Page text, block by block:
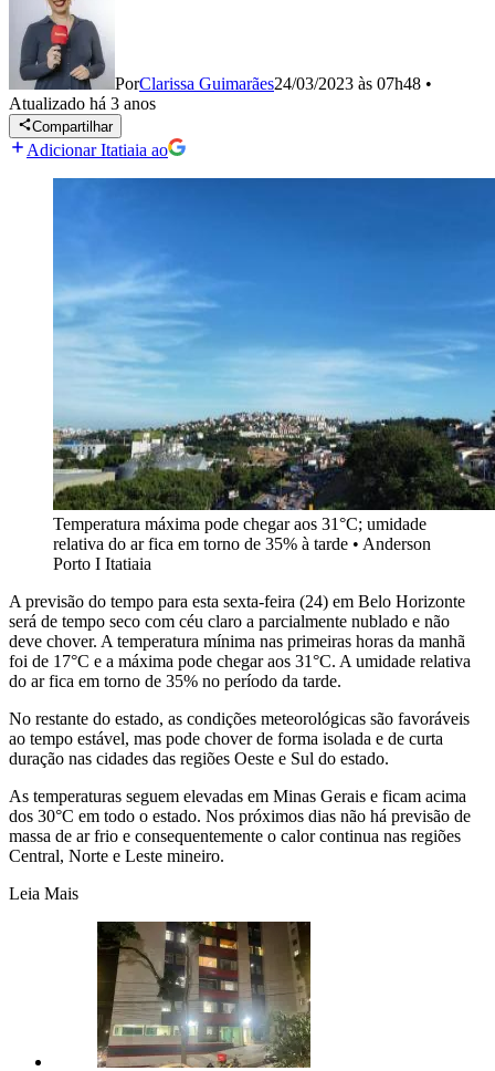
PorClarissa Guimarães24/03/2023 às 07h48 •
Atualizado há 3 anos
Compartilhar
Adicionar Itatiaia ao
Temperatura máxima pode chegar aos 31°C; umidade
relativa do ar fica em torno de 35% à tarde • Anderson
Porto I Itatiaia
A previsão do tempo para esta sexta-feira (24) em Belo Horizonte
será de tempo seco com céu claro a parcialmente nublado e não
deve chover. A temperatura mínima nas primeiras horas da manhã
foi de 17°C e a máxima pode chegar aos 31°C. A umidade relativa
do ar fica em torno de 35% no período da tarde.
No restante do estado, as condições meteorológicas são favoráveis
ao tempo estável, mas pode chover de forma isolada e de curta
duração nas cidades das regiões Oeste e Sul do estado.
As temperaturas seguem elevadas em Minas Gerais e ficam acima
dos 30°C em todo o estado. Nos próximos dias não há previsão de
massa de ar frio e consequentemente o calor continua nas regiões
Central, Norte e Leste mineiro.
Leia Mais